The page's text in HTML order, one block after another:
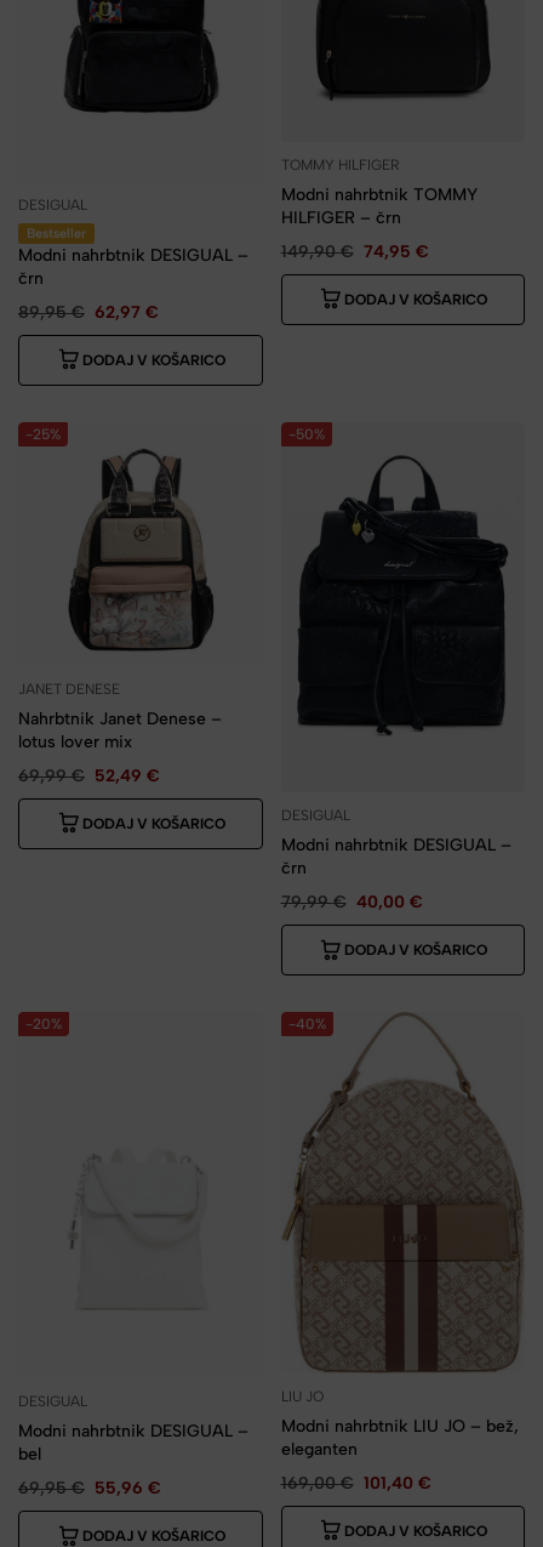
DESIGUAL
Bestseller
Modni nahrbtnik DESIGUAL –
črn
89,95€ 62,97 €
DODAJ V KOŠARICO
TOMMY HILFIGER
Modni nahrbtnik TOMMY
HILFIGER – črn
149,90€ 74,95 €
DODAJ V KOŠARICO
-25%
JANET DENESE
Nahrbtnik Janet Denese –
lotus lover mix
69,99€ 52,49 €
DODAJ V KOŠARICO
-50%
DESIGUAL
Modni nahrbtnik DESIGUAL –
črn
79,99€ 40,00 €
DODAJ V KOŠARICO
-20%
DESIGUAL
Modni nahrbtnik DESIGUAL –
bel
69,95€ 55,96 €
DODAJ V KOŠARICO
-40%
LIU JO
Modni nahrbtnik LIU JO – bež,
eleganten
169,00€ 101,40 €
DODAJ V KOŠARICO